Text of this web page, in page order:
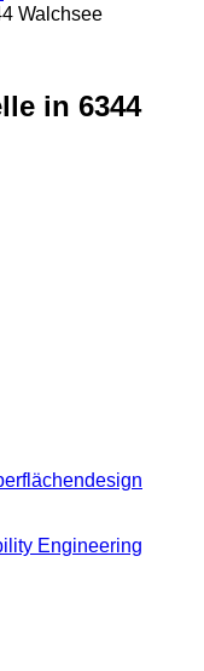
Walchsee
in 6344
Engineering